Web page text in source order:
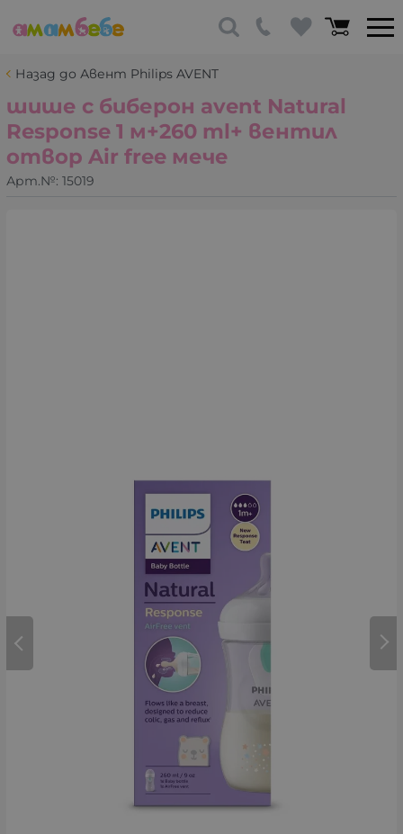
Назад до Авент Philips AVENT
шише с биберон avent Natural
Response 1 м+260 ml+ вентил
отвор Air free мече
Арт.№: 15019